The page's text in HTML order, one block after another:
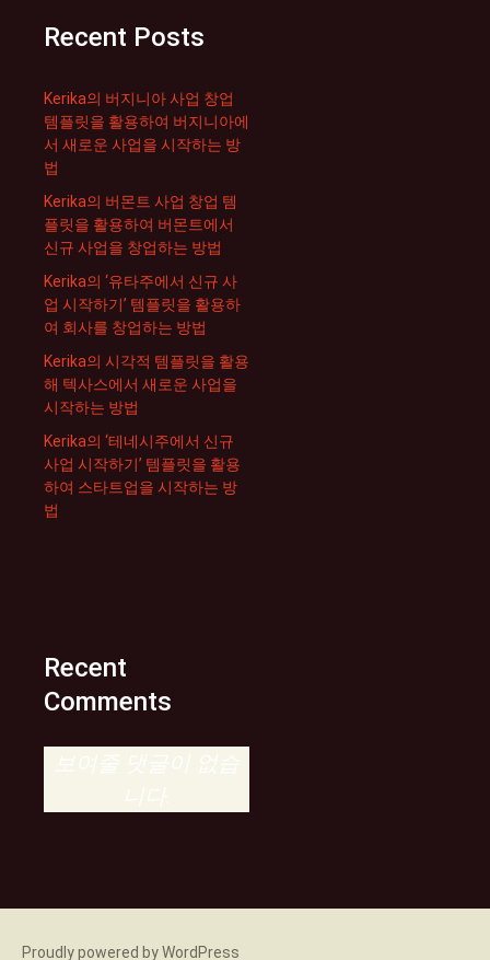
Recent Posts
Kerika의 버지니아 사업 창업
템플릿을 활용하여 버지니아에
서 새로운 사업을 시작하는 방
법
Kerika의 버몬트 사업 창업 템
플릿을 활용하여 버몬트에서
신규 사업을 창업하는 방법
Kerika의 ‘유타주에서 신규 사
업 시작하기’ 템플릿을 활용하
여 회사를 창업하는 방법
Kerika의 시각적 템플릿을 활용
해 텍사스에서 새로운 사업을
시작하는 방법
Kerika의 ‘테네시주에서 신규
사업 시작하기’ 템플릿을 활용
하여 스타트업을 시작하는 방
법
Recent
Comments
보여줄 댓글이 없습
니다.
Proudly powered by WordPress